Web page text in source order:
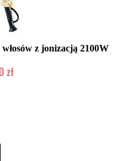
z jonizacją 2100W
zł